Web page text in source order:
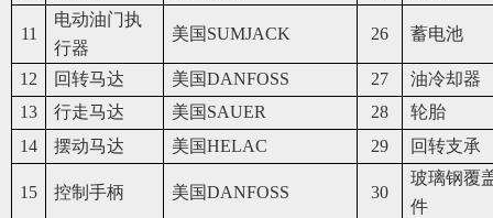
11
电动油门执
行器
美国SUMJACK 26 蓄电池
12 回转马达 美国DANFOSS 27
油冷却器
13
行走马达 美国SAUER 28
轮胎
14
摆动马达 美国HELAC 29 回转支承
15 控制手柄 美国DANFOSS 30
玻璃钢覆
件